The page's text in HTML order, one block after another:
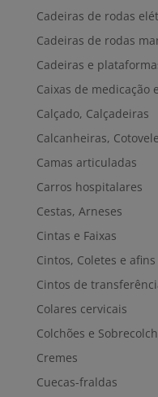
Cadeiras de rodas
Cadeiras de rodas
Cadeiras e
Caixas de medicação
Calçado, Calçadeiras
Calcanheiras,
Camas articuladas
Carros hospitalares
Cestas, Arneses
Cintas e Faixas
Cintos, Coletes e afins
Cintos de
Colares cervicais
Colchões e
Cremes
Cuecas-fraldas